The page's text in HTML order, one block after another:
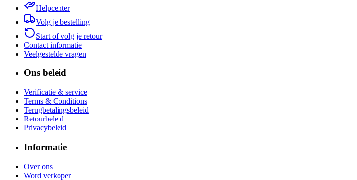
Helpcenter
Volg je bestelling
Start of volg je retour
Contact informatie
Veelgestelde vragen
Ons beleid
Verificatie & service
Terms & Conditions
Terugbetalingsbeleid
Retourbeleid
Privacybeleid
Informatie
Over ons
Word verkoper